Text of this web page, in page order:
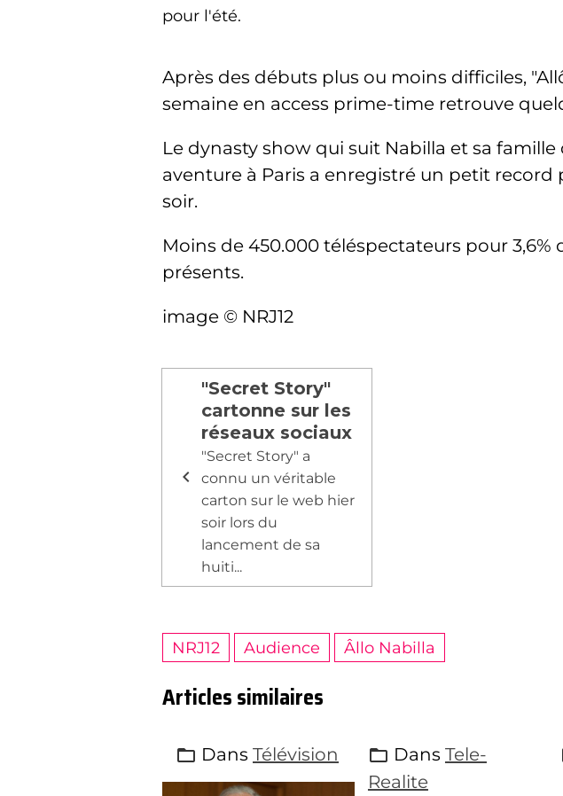
pour l'été.
Après des débuts plus ou moins difficiles,
semaine en access prime-time retrouve
Le dynasty show qui suit Nabilla et sa
aventure à Paris a enregistré un petit
soir.
Moins de 450.000 téléspectateurs pour
présents.
image © NRJ12
"Secret Story"
cartonne sur les
réseaux sociaux
"Secret Story" a
connu un véritable
carton sur le web hier
soir lors du
lancement de sa
huiti...
NRJ12 Audience Âllo Nabilla
Articles similaires
Dans Télévision Dans Tele-
Realite